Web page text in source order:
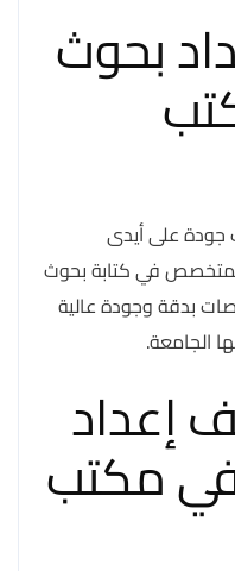
بحوث
جودة على أيدى
في كتابة بحوث
بدقة وجودة عالية
الجامعة.
إعداد
في مكتب